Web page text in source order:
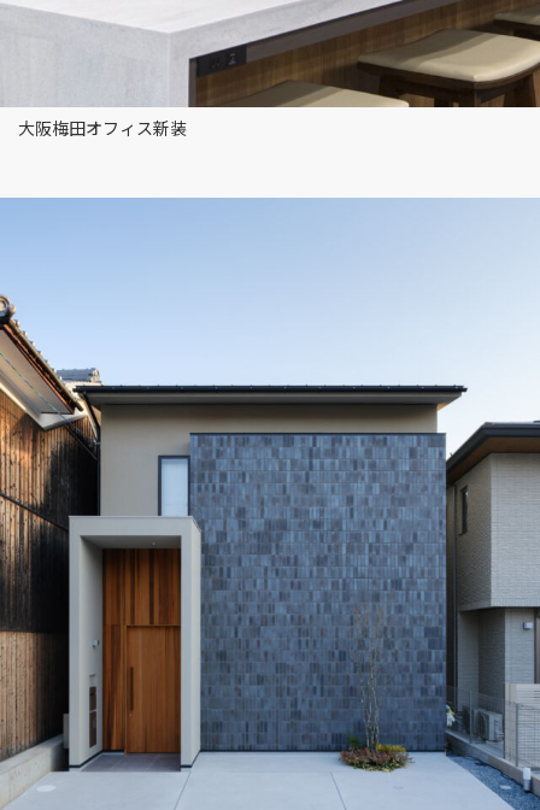
大阪梅田オフィス新装